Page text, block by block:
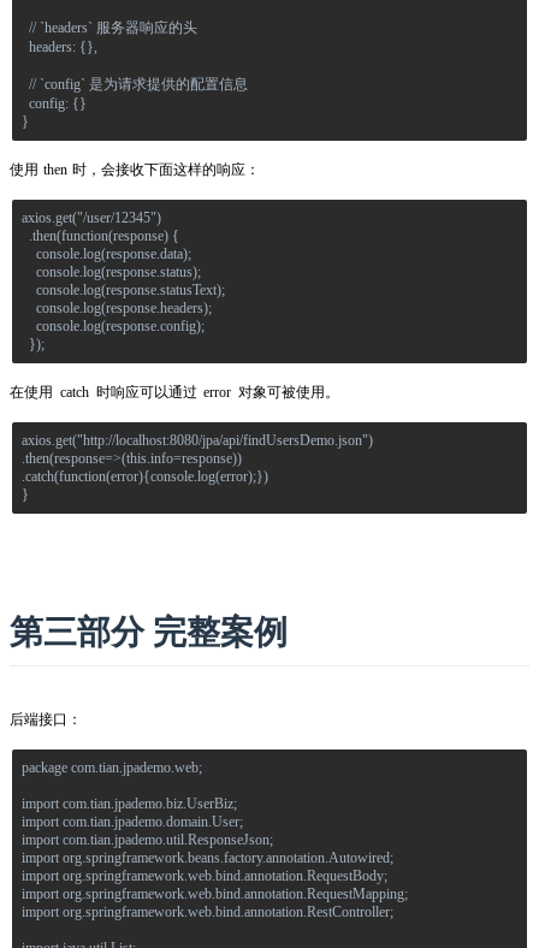
  // `headers` 服务器响应的头
  headers: {},
  // `config` 是为请求提供的配置信息
  config: {}
}
使用 then 时，会接收下面这样的响应：
axios.get("/user/12345")
  .then(function(response) {
    console.log(response.data);
    console.log(response.status);
    console.log(response.statusText);
    console.log(response.headers);
    console.log(response.config);
  });
在使用 catch 时响应可以通过 error 对象可被使用。
axios.get("http://localhost:8080/jpa/api/findUsersDemo.json")
.then(response=>(this.info=response))
.catch(function(error){console.log(error);})
}
第三部分 完整案例
后端接口：
package com.tian.jpademo.web;
import com.tian.jpademo.biz.UserBiz;
import com.tian.jpademo.domain.User;
import com.tian.jpademo.util.ResponseJson;
import org.springframework.beans.factory.annotation.Autowired;
import org.springframework.web.bind.annotation.RequestBody;
import org.springframework.web.bind.annotation.RequestMapping;
import org.springframework.web.bind.annotation.RestController;